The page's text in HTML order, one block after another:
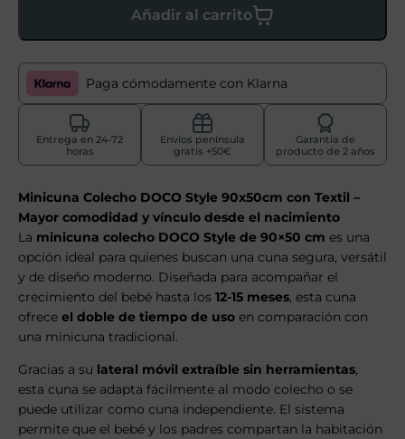
Añadir al carrito
Paga cómodamente con Klarna
Entrega en 24-72
horas
Envíos península
gratis +50€
Garantía de
producto de 2 años
Minicuna Colecho DOCO Style 90x50cm con Textil –
Mayor comodidad y vínculo desde el nacimiento
La minicuna colecho DOCO Style de 90×50 cm es una
opción ideal para quienes buscan una cuna segura, versátil
y de diseño moderno. Diseñada para acompañar el
crecimiento del bebé hasta los 12-15 meses, esta cuna
ofrece el doble de tiempo de uso en comparación con
una minicuna tradicional.
Gracias a su lateral móvil extraíble sin herramientas,
esta cuna se adapta fácilmente al modo colecho o se
puede utilizar como cuna independiente. El sistema
permite que el bebé y los padres compartan la habitación